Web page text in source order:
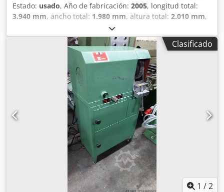
Estado: usado, Año de fabricación: 2005, longitud total:
3.940 mm, ancho total: 1.980 mm, altura total: 2.010 mm,
Peso en vacío: 7.000 kg Ancho de trabajo: 950 mm Altura
de trabajo: 0,5-120 mm - Año de fabricación: 2005 -
Documentación disponible: No - Marcado CE presente: Sí -
Certificado CE disponible: No - Número de serie: - Control:
CNC - Número de estaciones [ud.]: 3 - Tipo de estación 1:
Banda de lijado - Tipo de estación 2: Cepillo rotativo
Chjdpfjxwnbuex Agqja - Tipo de estación 3: Cepillo rotativo
- Potencia [kW]: 39 - Espesor mínimo de chapa [mm]: 0,5 -
Espesor máximo de chapa [mm]: 120 - Ancho de trabajo
máximo [mm]: 950 - Dimensiones de transporte: 3940 mm
x 1980 mm x 2010 mm (largo x ancho x alto) - Peso de
transporte [kg]: 7.000 kg - Unidades de transporte [ud.]: 4
Información financiera IVA: El precio indicado no incluye
IVA IVA/impuesto sobre la diferencia: IVA deducible para
empresarios Entrega y recompra posibles en todo
momento para equipos del sector industrial Lukas van
Clasificado
1 /2